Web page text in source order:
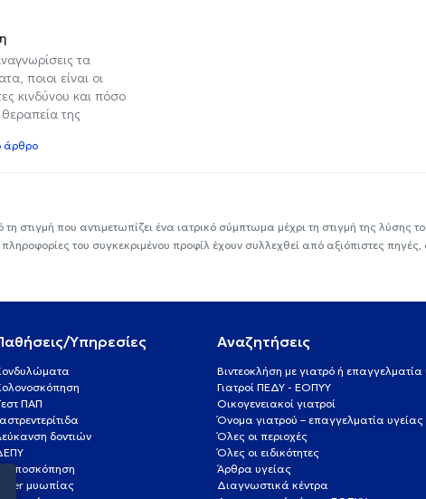
τα
ποιοι είναι οι
κινδύνου και πόσο
θεραπεία της
άρθρο
που αντιμετωπίζει ένα ιατρικό σύμπτωμα μέχρι τη στιγμή της λύσης
του συγκεκριμένου προφίλ έχουν συλλεχθεί από αξιόπιστες
Υπηρεσίες
ΠΑΠ
δοντιών
Κολποσκόπηση
Laser μυωπίας
Αναζητήσεις
Βιντεοκλήση με γιατρό ή επαγγελματία
Γιατροί ΠΕΔΥ - ΕΟΠΥΥ
Οικογενειακοί γιατροί
Όνομα γιατρού – επαγγελματία υγείας
Όλες οι περιοχές
Όλες οι ειδικότητες
Άρθρα υγείας
Διαγνωστικά κέντρα